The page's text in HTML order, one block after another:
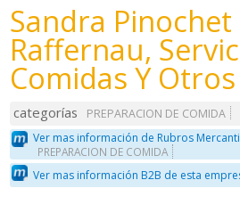
Sandra Pinochet
Raffernau,
Comidas Y Otros
categorías
PREPARACION DE COMIDA
Ver mas información de Rubros
PREPARACION DE COMIDA
Ver mas información B2B de esta